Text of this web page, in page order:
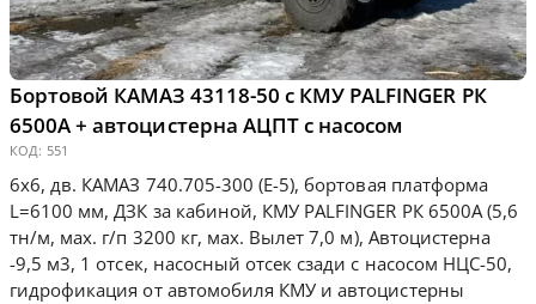
Бортовой КАМАЗ 43118-50 с КМУ PALFINGER РК
6500А + автоцистерна АЦПТ с насосом
КОД: 551
6х6, дв. КАМАЗ 740.705-300 (Е-5), бортовая платформа
L=6100 мм, ДЗК за кабиной, КМУ PALFINGER РК 6500А (5,6
тн/м, мах. г/п 3200 кг, мах. Вылет 7,0 м), Автоцистерна
-9,5 м3, 1 отсек, насосный отсек сзади с насосом НЦС-50,
гидрофикация от автомобиля КМУ и автоцистерны